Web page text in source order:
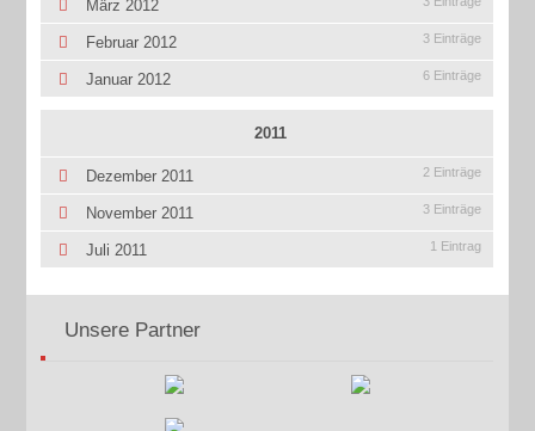
März 2012
Februar 2012 3 Einträge
Januar 2012 6 Einträge
2011
Dezember 2011 2 Einträge
November 2011 3 Einträge
Juli 2011 1 Eintrag
Unsere Partner